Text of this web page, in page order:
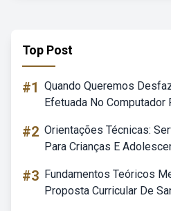
Top Post
#1 Quando Queremos
Efetuada No
#2 Orientações Técnicas:
Para Crianças E
#3 Fundamentos Teóricos
Proposta Curricular De